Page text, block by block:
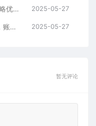
【第12982期】投流平台策略，策略优化实操，解决投流5大痛点，4步实现精准引流 2025-05-27
【第12972期】同城0粉直播必学，账号定位，绿幕搭建，精准千粉引流实战攻略 2025-05-27
暂无评论